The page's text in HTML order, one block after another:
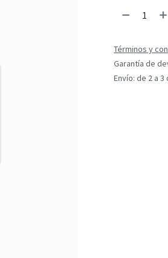
Términos y
Garantía de
Envío: de 2 a